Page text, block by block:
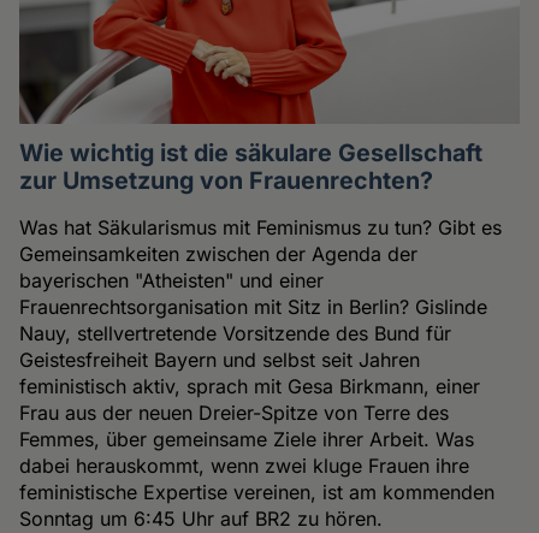
Wie wichtig ist die säkulare Gesellschaft
zur Umsetzung von Frauenrechten?
Was hat Säkularismus mit Feminismus zu tun? Gibt es
Gemeinsamkeiten zwischen der Agenda der
bayerischen "Atheisten" und einer
Frauenrechtsorganisation mit Sitz in Berlin? Gislinde
Nauy, stellvertretende Vorsitzende des Bund für
Geistesfreiheit Bayern und selbst seit Jahren
feministisch aktiv, sprach mit Gesa Birkmann, einer
Frau aus der neuen Dreier-Spitze von Terre des
Femmes, über gemeinsame Ziele ihrer Arbeit. Was
dabei herauskommt, wenn zwei kluge Frauen ihre
feministische Expertise vereinen, ist am kommenden
Sonntag um 6:45 Uhr auf BR2 zu hören.